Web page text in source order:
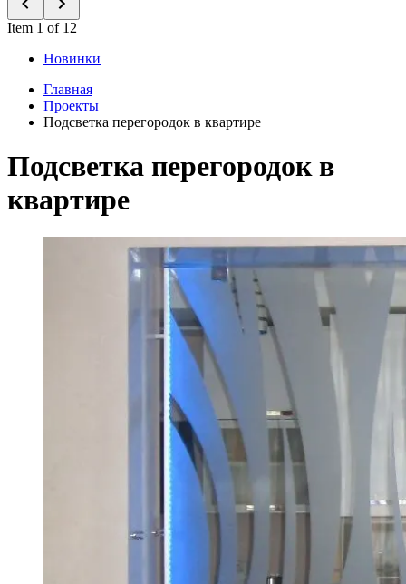
Item 1 of 12
Новинки
Главная
Проекты
Подсветка перегородок в квартире
Подсветка перегородок в
квартире